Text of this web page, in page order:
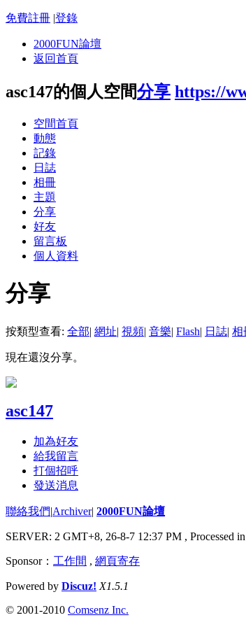
免費註冊 |登錄
2000FUN論壇
返回首頁
asc147的個人空間分享 https://
空間首頁
動態
記錄
日誌
相冊
主題
分享
好友
留言板
個人資料
分享
按類型查看: 全部| 網址| 視頻| 音樂| Flash| 日誌| 相
現在還沒分享。
asc147
加為好友
給我留言
打個招呼
發送消息
聯絡我們|Archiver| 2000FUN論壇
SERVER: 2 GMT+8, 26-8-7 12:37 PM , Processed
Sponsor： 工作間 , 網頁寄存
Powered by Discuz! X1.5.1
© 2001-2010 Comsenz Inc.